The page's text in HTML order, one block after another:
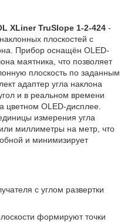
XLiner TruSlope 1-2-424 -
плоскостей с
Прибор оснащён OLED-
маятника, что позволяет
плоскость по заданным
адаптер угла наклона
и в реальном времени
цветном OLED-дисплее.
измерения угла
миллиметры на метр, что
и минимизирует
с углом развертки
формируют точки